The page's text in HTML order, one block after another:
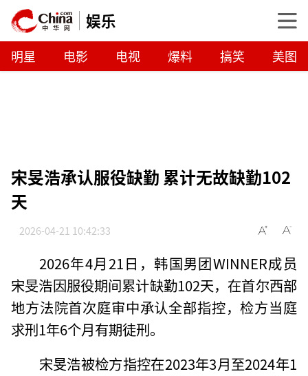
娱乐
明星 电影 电视 爆料 搞笑 美图
宋旻浩承认服役缺勤 累计无故缺勤102
天
2026-04-21 10:42:33
2026年4月21日，韩国男团WINNER成员
宋旻浩因服役期间累计缺勤102天，在首尔西部
地方法院首次庭审中承认全部指控，检方当庭
求刑1年6个月有期徒刑。
宋旻浩被检方指控在2023年3月至2024年1